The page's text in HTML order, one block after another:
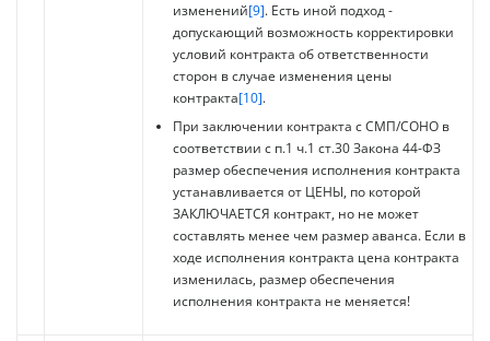
изменений[9]. Есть иной подход -
допускающий возможность корректировки
условий контракта об ответственности
сторон в случае изменения цены
контракта[10].
При заключении контракта с СМП/СОНО в
соответствии с п.1 ч.1 ст.30 Закона 44-ФЗ
размер обеспечения исполнения контракта
устанавливается от ЦЕНЫ, по которой
ЗАКЛЮЧАЕТСЯ контракт, но не может
составлять менее чем размер аванса. Если в
ходе исполнения контракта цена контракта
изменилась, размер обеспечения
исполнения контракта не меняется!